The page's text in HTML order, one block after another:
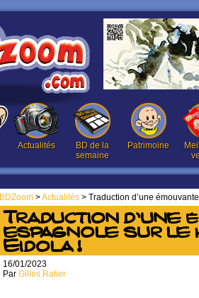
Actualités
BD de la
semaine
Patrimoine
BDZoom >Actualités > Traduction d’une
Traduction d’une
espagnole sur le
Eidola !
16/01/2023
Par Gilles Ratier